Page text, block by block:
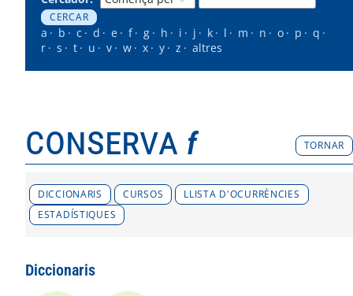
a b c d e f g h i j k l m n o p
q
r
s t u v w x y z altres
conserva f TORNAR
DICCIONARIS CURSOS
LLISTA D'OCURRÈNCIES
ESTADÍSTIQUES
Diccionaris